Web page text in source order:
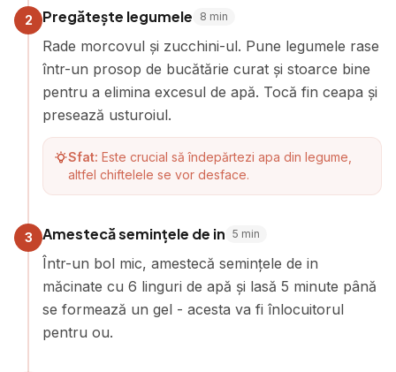
2 Pregătește legumele 8 min
Rade morcovul și zucchini-ul. Pune legumele rase
într-un prosop de bucătărie curat și stoarce bine
pentru a elimina excesul de apă. Tocă fin ceapa și
presează usturoiul.
Sfat: Este crucial să îndepărtezi apa din legume,
altfel chiftelele se vor desface.
3 Amestecă semințele de in 5 min
Într-un bol mic, amestecă semințele de in
măcinate cu 6 linguri de apă și lasă 5 minute până
se formează un gel - acesta va fi înlocuitorul
pentru ou.